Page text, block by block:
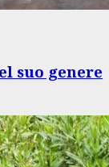
suo genere